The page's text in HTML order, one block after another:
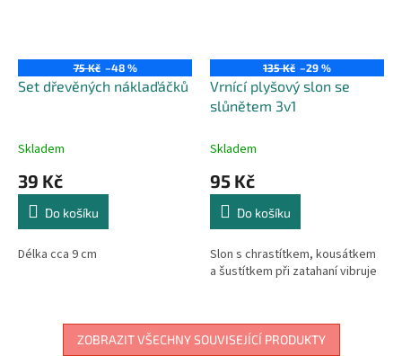
75 Kč –48 %
Set dřevěných náklaďáčků
Skladem
39 Kč
Do košíku
Délka cca 9 cm
135 Kč –29 %
Vrnící plyšový slon se
slůnětem 3v1
Skladem
95 Kč
Do košíku
Slon s chrastítkem, kousátkem
a šustítkem při zatahaní vibruje
ZOBRAZIT VŠECHNY SOUVISEJÍCÍ PRODUKTY